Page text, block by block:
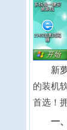
新
的装机
首选！
一